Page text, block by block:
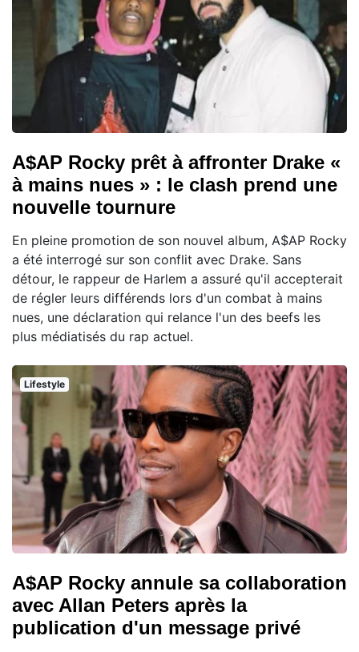
A$AP Rocky prêt à affronter Drake «
à mains nues » : le clash prend une
nouvelle tournure
En pleine promotion de son nouvel album, A$AP Rocky
a été interrogé sur son conflit avec Drake. Sans
détour, le rappeur de Harlem a assuré qu'il accepterait
de régler leurs différends lors d'un combat à mains
nues, une déclaration qui relance l'un des beefs les
plus médiatisés du rap actuel.
Lifestyle
A$AP Rocky annule sa collaboration
avec Allan Peters après la
publication d'un message privé